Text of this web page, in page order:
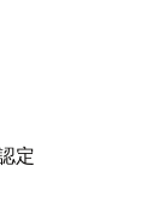
定